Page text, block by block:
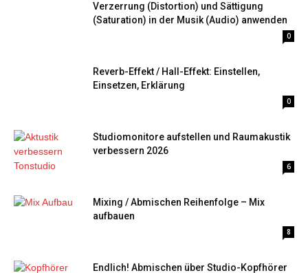
Verzerrung (Distortion) und Sättigung
(Saturation) in der Musik (Audio) anwenden
0
Reverb-Effekt / Hall-Effekt: Einstellen,
Einsetzen, Erklärung
0
Studiomonitore aufstellen und Raumakustik
verbessern 2026
6
Mixing / Abmischen Reihenfolge – Mix
aufbauen
8
Endlich! Abmischen über Studio-Kopfhörer